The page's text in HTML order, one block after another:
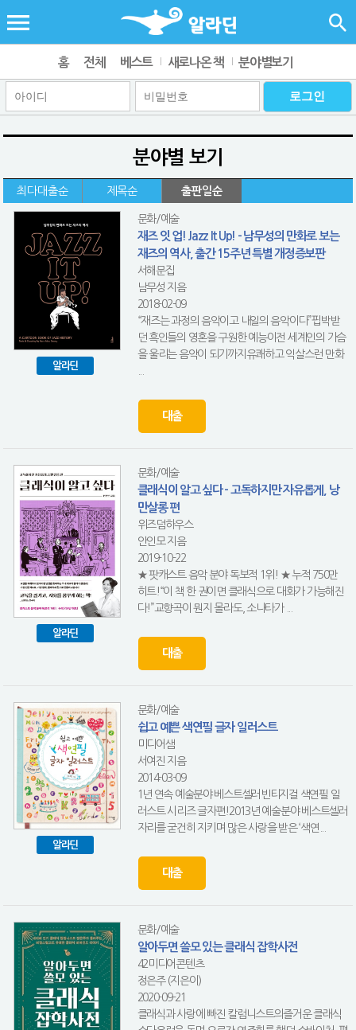
홈 전체 베스트 새로나온 책 분야별보기
분야별 보기
최다대출순 제목순 출판일순
알라딘
문화/예술
재즈 잇 업! Jazz It Up! - 남무성의 만화로 보는
재즈의 역사, 출간 15주년 특별 개정증보판
서해문집
남무성 지음
2018-02-09
“재즈는 과정의 음악이고 내일의 음악이다”핍박받
던 흑인들의 영혼을 구원한 예능이전 세계인의 가슴
을 울리는 음악이 되기까지유쾌하고 익살스런 만화
대출
알라딘
문화/예술
클래식이 알고 싶다 - 고독하지만 자유롭게, 낭
만살롱 편
위즈덤하우스
안인모 지음
2019-10-22
★ 팟캐스트 음악 분야 독보적 1위! ★ 누적 750만
히트!“이 책 한 권이면 클래식으로 대화가 가능해진
다!”교향곡이 뭔지 몰라도, 소나타가 ...
대출
알라딘
문화/예술
쉽고 예쁜 색연필 글자 일러스트
미디어샘
서여진 지음
2014-03-09
1년 연속 예술분야 베스트셀러빈티지걸 색연필 일
러스트 시리즈 글자편!2013년 예술분야 베스트셀러
자리를 굳건히 지키며 많은 사랑을 받은 ‘색연...
대출
문화/예술
알아두면 쓸모 있는 클래식 잡학사전
42미디어콘텐츠
정은주 (지은이)
2020-09-21
클래식과 사랑에 빠진 칼럼니스트의즐거운 클래식